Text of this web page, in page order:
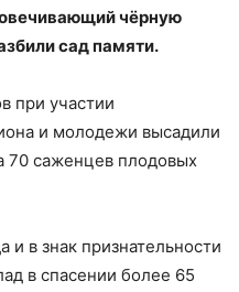
чёрную
сад памяти.
при участии
и молодежи высадили
70 саженцев плодовых
и в знак признательности
в спасении более 65